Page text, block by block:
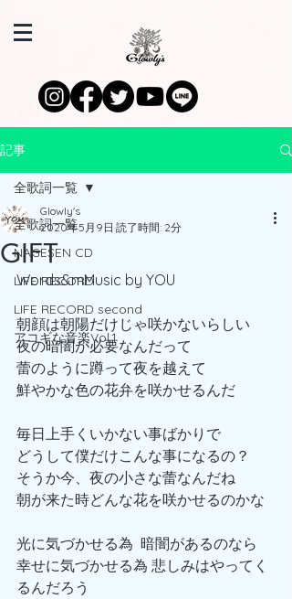
記事
全歌詞一覧
NAGESEN CD
LIFE RECORD
LIFE RECORD second
アコギな音楽Vol.1
全歌詞一覧
GIFT
Glowly's
2020年5月9日 読了時間: 2分
Words&mMusic by YOU
朝顔は朝陽だけじゃ咲かないらしい
夜の暗闇が必要なんだって
蕾のように蹲って夜を越えて
鮮やかな色の花弁を咲かせるんだ
毎日上手くいかない事ばかりで
どうして僕だけこんな事になるの？
そうか今、夜の小さな蕾なんだね
朝が来た時どんな花を咲かせるのかな
光に気づかせる為  暗闇があるのなら
幸せに気づかせる為 悲しみはやってく
るんだろう